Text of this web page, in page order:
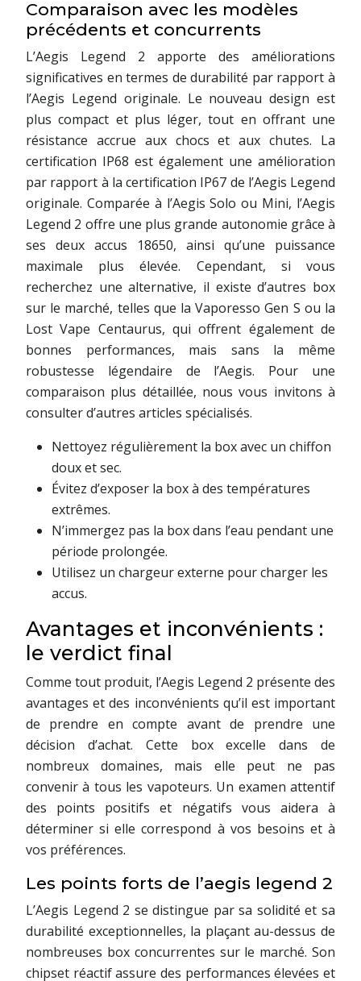
Comparaison avec les modèles
précédents et concurrents
L’Aegis Legend 2 apporte des améliorations
significatives en termes de durabilité par rapport à
l’Aegis Legend originale. Le nouveau design est
plus compact et plus léger, tout en offrant une
résistance accrue aux chocs et aux chutes. La
certification IP68 est également une amélioration
par rapport à la certification IP67 de l’Aegis Legend
originale. Comparée à l’Aegis Solo ou Mini, l’Aegis
Legend 2 offre une plus grande autonomie grâce à
ses deux accus 18650, ainsi qu’une puissance
maximale plus élevée. Cependant, si vous
recherchez une alternative, il existe d’autres box
sur le marché, telles que la Vaporesso Gen S ou la
Lost Vape Centaurus, qui offrent également de
bonnes performances, mais sans la même
robustesse légendaire de l’Aegis. Pour une
comparaison plus détaillée, nous vous invitons à
consulter d’autres articles spécialisés.
Nettoyez régulièrement la box avec un chiffon
doux et sec.
Évitez d’exposer la box à des températures
extrêmes.
N’immergez pas la box dans l’eau pendant une
période prolongée.
Utilisez un chargeur externe pour charger les
accus.
Avantages et inconvénients :
le verdict final
Comme tout produit, l’Aegis Legend 2 présente des
avantages et des inconvénients qu’il est important
de prendre en compte avant de prendre une
décision d’achat. Cette box excelle dans de
nombreux domaines, mais elle peut ne pas
convenir à tous les vapoteurs. Un examen attentif
des points positifs et négatifs vous aidera à
déterminer si elle correspond à vos besoins et à
vos préférences.
Les points forts de l’aegis legend 2
L’Aegis Legend 2 se distingue par sa solidité et sa
durabilité exceptionnelles, la plaçant au-dessus de
nombreuses box concurrentes sur le marché. Son
chipset réactif assure des performances élevées et